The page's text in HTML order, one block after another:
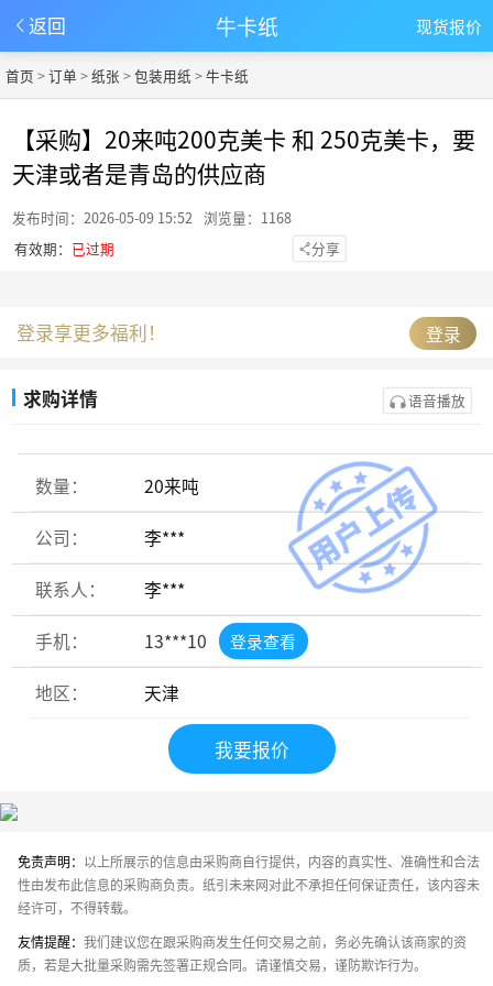
返回 牛卡纸 现货报价
首页 >订单 >纸张 >包装用纸 >牛卡纸
【采购】20来吨200克美卡 和 250克美卡，要
天津或者是青岛的供应商
发布时间：2026-05-09 15:52 浏览量：1168
有效期： 已过期 分享
登录享更多福利！ 登录
求购详情 语音播放
数量： 20来吨
公司： 李***
联系人： 李***
手机： 13***10 登录查看
地区： 天津
我要报价
免责声明： 以上所展示的信息由采购商自行提供，内容的真实性、准确性和合法
性由发布此信息的采购商负责。纸引未来网对此不承担任何保证责任，该内容未
经许可，不得转载。
友情提醒： 我们建议您在跟采购商发生任何交易之前，务必先确认该商家的资
质，若是大批量采购需先签署正规合同。请谨慎交易，谨防欺诈行为。